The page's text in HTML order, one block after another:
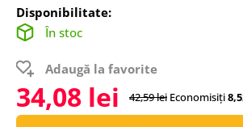
Disponibilitate:
În stoc
Adaugă la favorite
34,08 lei 42,59 lei Economisiți